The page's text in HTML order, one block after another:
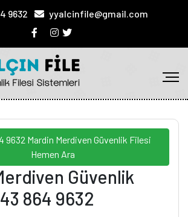
9632 yyalcinfile@gmail.com
9632 Mardin Merdiven Güvenlik Filesi
Hemen Ara
Güvenlik
864 9632